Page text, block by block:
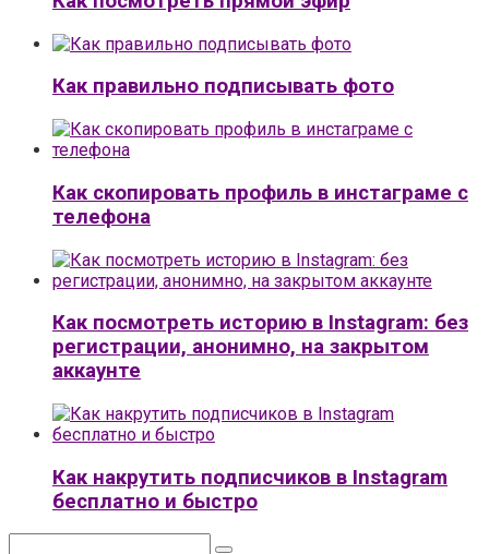
Как правильно подписывать фото
Как скопировать профиль в инстаграме с
телефона
Как посмотреть историю в Instagram: без
регистрации, анонимно, на закрытом
аккаунте
Как накрутить подписчиков в Instagram
бесплатно и быстро